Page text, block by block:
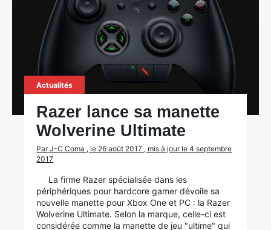
Actualités
Razer lance sa manette
Wolverine Ultimate
Par J-C Coma , le 26 août 2017 , mis à jour le 4 septembre
2017
La firme Razer spécialisée dans les
périphériques pour hardcore gamer dévoile sa
nouvelle manette pour Xbox One et PC : la Razer
Wolverine Ultimate. Selon la marque, celle-ci est
considérée comme la manette de jeu "ultime" qui